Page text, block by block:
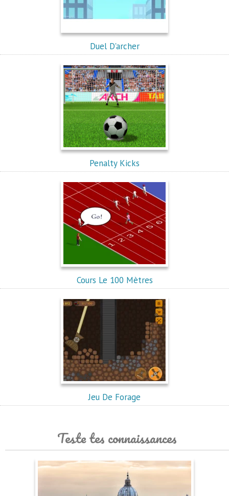
Duel D'archer
Penalty Kicks
Cours Le 100 Mètres
Jeu De Forage
Teste tes connaissances